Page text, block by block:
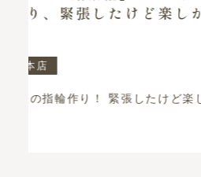
女と一緒に楽しい
彼女と一緒に楽しい思い
中もスタッフの方のお気